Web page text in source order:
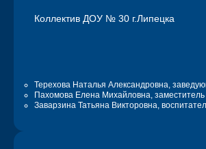
Коллектив ДОУ № 30 г.Липецка
Терехова Наталья Александровна,
Пахомова Елена Михайловна,
Заварзина Татьяна Викторовна,